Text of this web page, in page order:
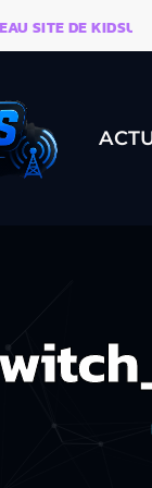
DE KIDSUNE